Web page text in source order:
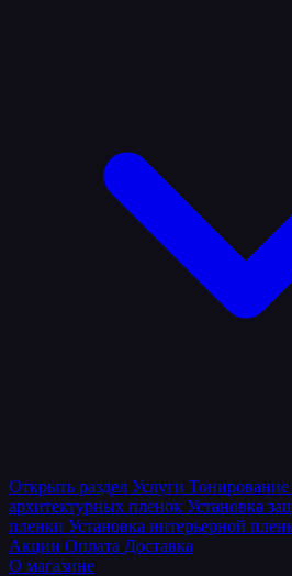
Открыть раздел Услуги Тонирование
архитектурных пленок Установка
пленки Установка интерьерной
Акции Оплата Доставка
О магазине